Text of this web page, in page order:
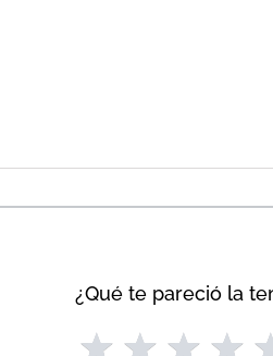
¿Qué te pareció la